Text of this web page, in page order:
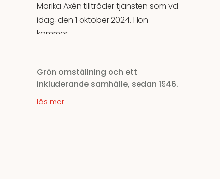
Marika Axén tillträder tjänsten som vd
idag, den 1 oktober 2024. Hon
kommer...
Grön omställning och ett
inkluderande samhälle, sedan 1946.
läs mer